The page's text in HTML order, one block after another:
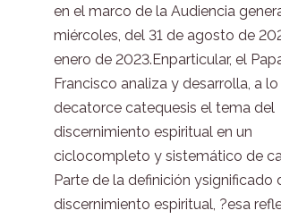
en el marco de la Audiencia
miércoles, del 31 de agosto de
enero de 2023.Enparticular, el
Francisco analiza y desarrolla, a
decatorce catequesis el tema del
discernimiento espiritual en un
ciclocompleto y sistemático de
Parte de la definición ysignificado
discernimiento espiritual, ?esa